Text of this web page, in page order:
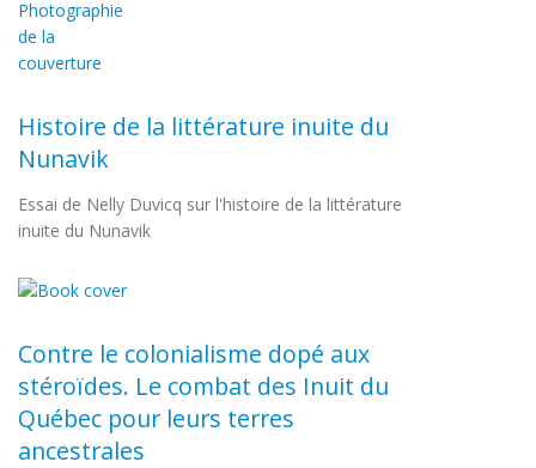
Histoire de la littérature inuite du
Nunavik
Essai de Nelly Duvicq sur l'histoire de la littérature
inuite du Nunavik
Contre le colonialisme dopé aux
stéroïdes. Le combat des Inuit du
Québec pour leurs terres
ancestrales